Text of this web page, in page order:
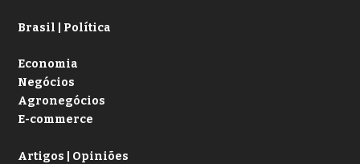
Brasil | Política
Economia
Negócios
Agronegócios
E-commerce
Artigos | Opiniões